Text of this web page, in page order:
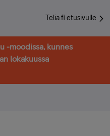
Telia.fi etusivulle
-moodissa, kunnes
lokakuussa